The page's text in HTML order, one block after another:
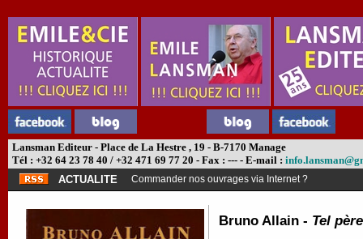
Lansman Editeur - Place de La Hestre , 19 - B-7170 Manage
Tél : +32 64 23 78 40 / +32 471 69 77 20 - Fax : --- - E-mail :
ACTUALITE
Commander nos ouvrages via Internet ?
Bruno Allain - Tel père